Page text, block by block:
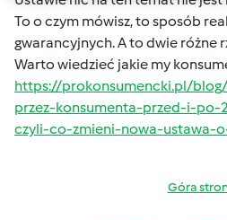
To o czym mówisz, to sposób
gwarancyjnych. A to dwie różne
Warto wiedzieć jakie my
https://prokonsumencki.pl/
przez-konsumenta-przed-i-po-
czyli-co-zmieni-nowa-ustawa-
Góra